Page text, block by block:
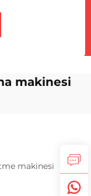
makinesi
makinesi